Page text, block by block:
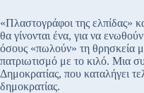
«Πλαστογράφοι της ελπίδας»
θα γίνονται ένα, για να
όσους «πωλούν» τη θρησκεία
πατριωτισμό με το κιλό. Μια
Δημοκρατίας, που καταλήγει
δημοκρατίας.